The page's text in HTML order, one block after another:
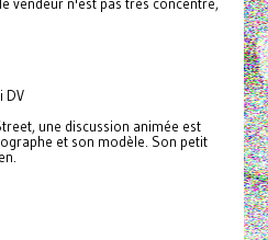
DV
une discussion animée est
et son modèle. Son petit